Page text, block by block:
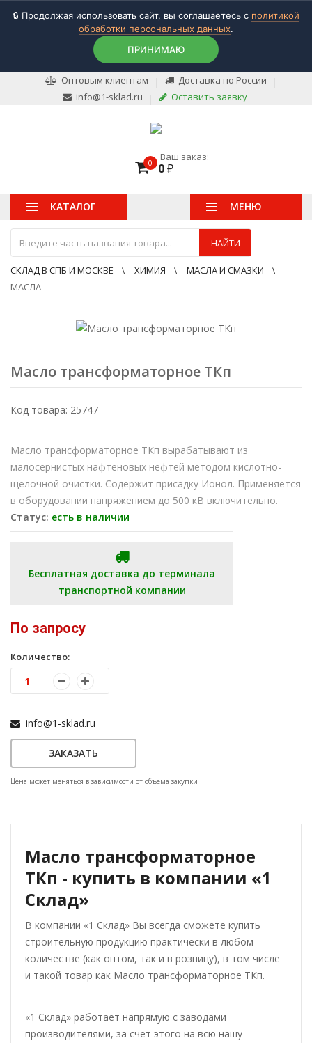
🔒 Продолжая использовать сайт, вы соглашаетесь с политикой
обработки персональных данных.
ПРИНИМАЮ
Оптовым клиентам
Доставка по России
info@1-sklad.ru
Оставить заявку
0 Ваш заказ:
0₽
КАТАЛОГ
НАЙТИ
МЕНЮ
СКЛАД В СПБ И МОСКВЕ ХИМИЯ
МАСЛА И СМАЗКИ
МАСЛА
Масло трансформаторное ТКп
Код товара: 25747
Масло трансформаторное ТКп вырабатывают из
малосернистых нафтеновых нефтей методом кислотно-
щелочной очистки. Содержит присадку Ионол. Применяется
в оборудовании напряжением до 500 кВ включительно.
Статус: есть в наличии
Бесплатная доставка до терминала
транспортной компании
По запросу
Количество:
info@1-sklad.ru
ЗАКАЗАТЬ
Цена может меняться в зависимости от объема закупки
Масло трансформаторное
ТКп - купить в компании «1
Склад»
В компании «1 Склад» Вы всегда сможете купить
строительную продукцию практически в любом
количестве (как оптом, так и в розницу), в том числе
и такой товар как Масло трансформаторное ТКп.
«1 Склад» работает напрямую с заводами
производителями, за счет этого на всю нашу